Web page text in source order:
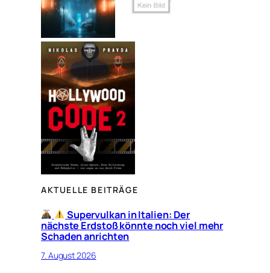
AKTUELLE BEITRÄGE
Supervulkan in Italien: Der
nächste Erdstoß könnte noch viel mehr
Schaden anrichten
7. August 2026